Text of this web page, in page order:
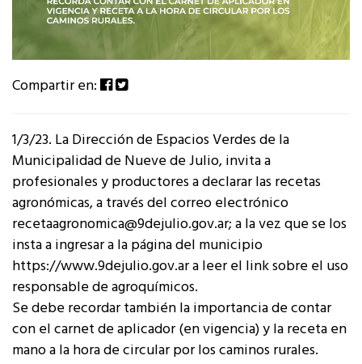
Compartir en:
1/3/23. La Dirección de Espacios Verdes de la
Municipalidad de Nueve de Julio, invita a
profesionales y productores a declarar las recetas
agronómicas, a través del correo electrónico
recetaagronomica@9dejulio.gov.ar; a la vez que se los
insta a ingresar a la página del municipio
https://www.9dejulio.gov.ar a leer el link sobre el uso
responsable de agroquímicos.
Se debe recordar también la importancia de contar
con el carnet de aplicador (en vigencia) y la receta en
mano a la hora de circular por los caminos rurales.